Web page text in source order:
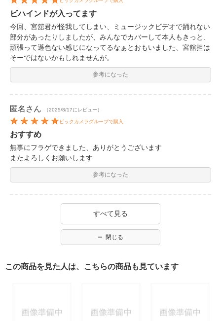
ビハインドが入ってます
今回、宮舘君が怪我してしまい、ミュージックビデオで踊れない
部分があったりしましたが、みんなでカバーして本人もきっと、
頑張って遜色ない感じになってるなぁとおもいました、宮舘担は
そーではないかもしれませんが。
参考になった
匿名 さん （2025/8/17にレビュー）
ビックカメラグループで購入
おすすめ
無事にフラゲできました、ありがとうございます
またよろしくお願いします
参考になった
すべて見る
閉じる
この商品を見た人は、こちらの商品も見ています